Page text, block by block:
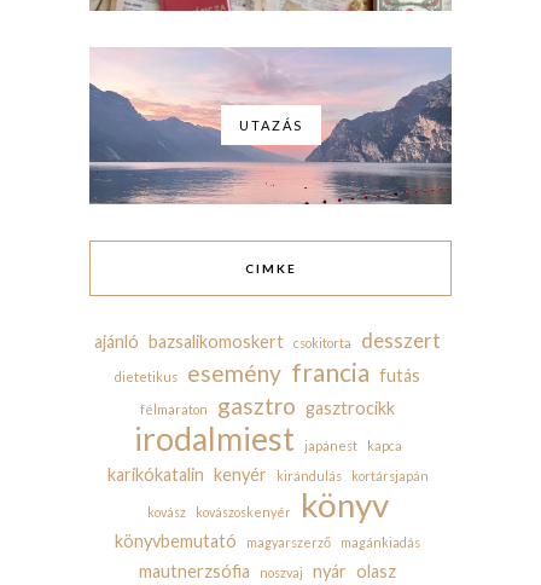
UTAZÁS
CIMKE
ajánló bazsalikomoskert csokitorta desszert
dietetikus esemény francia futás
félmaraton gasztro gasztrocikk
irodalmiest japánest kapca
karikókatalin kenyér kirándulás kortársjapán
kovász kovászoskenyér könyv
könyvbemutató magyarszerző magánkiadás
mautnerzsófia noszvaj nyár olasz